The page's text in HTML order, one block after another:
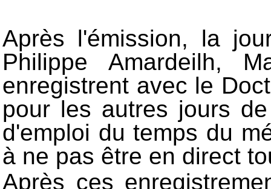
Après l'émission, la
Philippe Amardeilh,
enregistrent avec le
pour les autres jours
d'emploi du temps du
à ne pas être en direct
Après ces